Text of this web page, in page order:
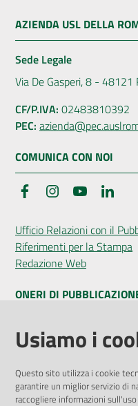
AZIENDA USL DELLA
Sede Legale
Via De Gasperi, 8 - 48121
CF/P.IVA: 02483810392
PEC:
COMUNICA CON NOI
FacebookInstagramYouTube
Ufficio Relazioni con il
Riferimenti per la Stampa
Redazione Web
ONERI DI
Amministrazione
Pubblicità legale
Privacy Policy
Attuazione Misure PNRR
Usiamo i
Questo sito utilizza i cookie
garantire un miglior servizio di
raccogliere informazioni